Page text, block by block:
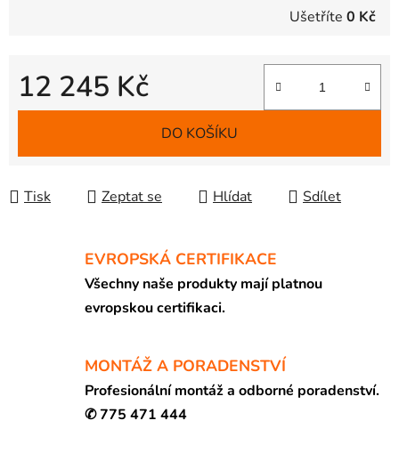
Ušetříte 0 Kč
12 245 Kč
Měrná cena:
DO KOŠÍKU
Tisk Zeptat se Hlídat Sdílet
EVROPSKÁ CERTIFIKACE
Všechny naše produkty mají platnou
evropskou certifikaci.
MONTÁŽ A PORADENSTVÍ
Profesionální montáž a odborné poradenství.
✆ 775 471 444